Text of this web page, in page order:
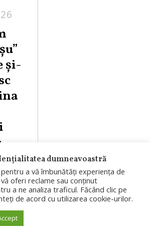
şi-
și
dumneavoastră
a vă îmbunătăți experiența de
oferi reclame sau conținut
a ne analiza traficul. Făcând clic pe
de acord cu utilizarea cookie-urilor.